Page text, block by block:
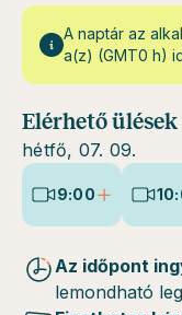
A naptár az
a(z) (GMT0 h)
Elérhető ülések
hétfő, 07. 09.
9:00
Az időpont
lemondható